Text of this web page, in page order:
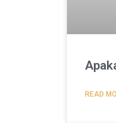
READ